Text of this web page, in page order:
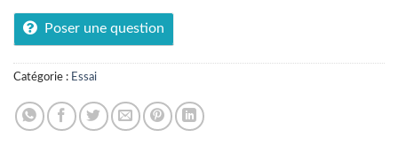
Poser une question
Catégorie : Essai